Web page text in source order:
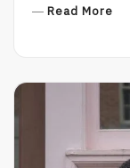
Read More
R
E